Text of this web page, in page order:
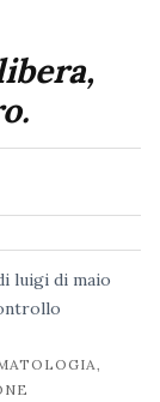
luigi di maio